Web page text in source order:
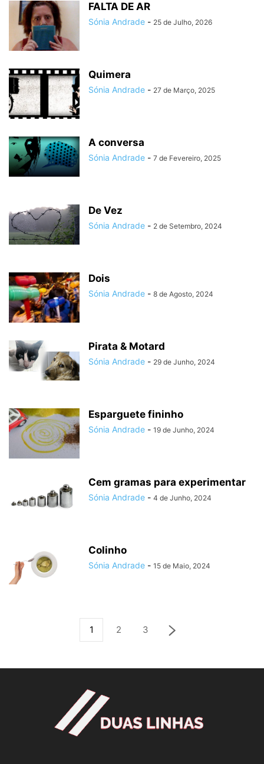
FALTA DE AR
Sónia Andrade - 25 de Julho, 2026
Quimera
Sónia Andrade - 27 de Março, 2025
A conversa
Sónia Andrade - 7 de Fevereiro, 2025
De Vez
Sónia Andrade - 2 de Setembro, 2024
Dois
Sónia Andrade - 8 de Agosto, 2024
Pirata & Motard
Sónia Andrade - 29 de Junho, 2024
Esparguete fininho
Sónia Andrade - 19 de Junho, 2024
Cem gramas para experimentar
Sónia Andrade - 4 de Junho, 2024
Colinho
Sónia Andrade - 15 de Maio, 2024
1 2 3